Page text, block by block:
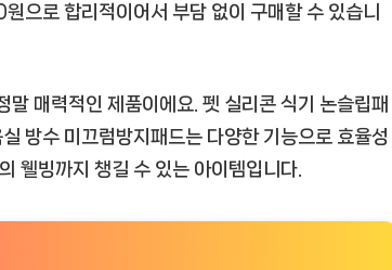
으로 합리적이어서 부담 없이 구매할 수 있습니
말 매력적인 제품이에요. 펫 실리콘 식기 논슬립패
방수 미끄럼방지패드는 다양한 기능으로 효율성
웰빙까지 챙길 수 있는 아이템입니다.